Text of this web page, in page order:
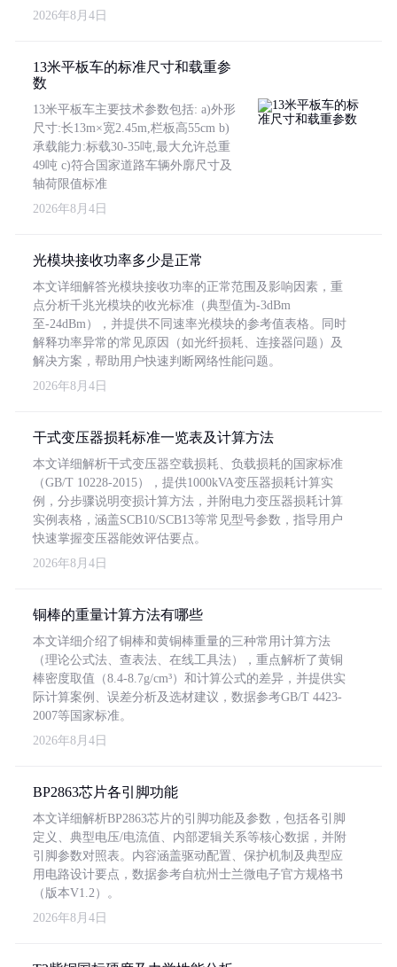
2026年8月4日
13米平板车的标准尺寸和载重参
数
13米平板车主要技术参数包括: a)外形
尺寸:长13m×宽2.45m,栏板高55cm b)
承载能力:标载30-35吨,最大允许总重
49吨 c)符合国家道路车辆外廓尺寸及
轴荷限值标准
2026年8月4日
光模块接收功率多少是正常
本文详细解答光模块接收功率的正常范围及影响因素，重
点分析千兆光模块的收光标准（典型值为-3dBm
至-24dBm），并提供不同速率光模块的参考值表格。同时
解释功率异常的常见原因（如光纤损耗、连接器问题）及
解决方案，帮助用户快速判断网络性能问题。
2026年8月4日
干式变压器损耗标准一览表及计算方法
本文详细解析干式变压器空载损耗、负载损耗的国家标准
（GB/T 10228-2015），提供1000kVA变压器损耗计算实
例，分步骤说明变损计算方法，并附电力变压器损耗计算
实例表格，涵盖SCB10/SCB13等常见型号参数，指导用户
快速掌握变压器能效评估要点。
2026年8月4日
铜棒的重量计算方法有哪些
本文详细介绍了铜棒和黄铜棒重量的三种常用计算方法
（理论公式法、查表法、在线工具法），重点解析了黄铜
棒密度取值（8.4-8.7g/cm³）和计算公式的差异，并提供实
际计算案例、误差分析及选材建议，数据参考GB/T 4423-
2007等国家标准。
2026年8月4日
BP2863芯片各引脚功能
本文详细解析BP2863芯片的引脚功能及参数，包括各引脚
定义、典型电压/电流值、内部逻辑关系等核心数据，并附
引脚参数对照表。内容涵盖驱动配置、保护机制及典型应
用电路设计要点，数据参考自杭州士兰微电子官方规格书
（版本V1.2）。
2026年8月4日